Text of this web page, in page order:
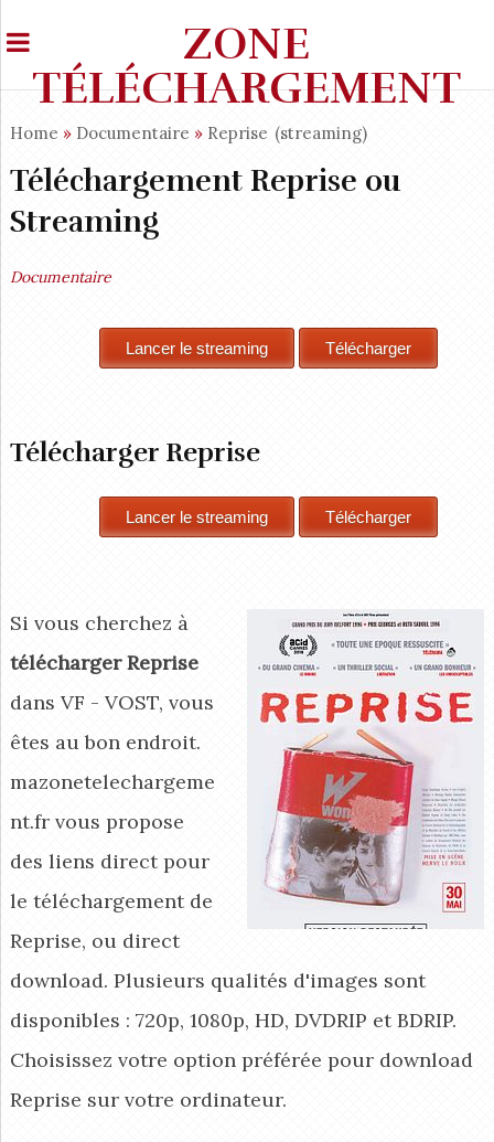
ZONE
TÉLÉCHARGEMENT
Home » Documentaire » Reprise (streaming)
Téléchargement Reprise ou
Streaming
Documentaire
Télécharger Reprise
Si vous cherchez à
télécharger Reprise
dans VF - VOST, vous
êtes au bon endroit.
mazonetelechargeme
nt.fr vous propose
des liens direct pour
le téléchargement de
Reprise, ou direct
download. Plusieurs qualités d'images sont
disponibles : 720p, 1080p, HD, DVDRIP et BDRIP.
Choisissez votre option préférée pour download
Reprise sur votre ordinateur.